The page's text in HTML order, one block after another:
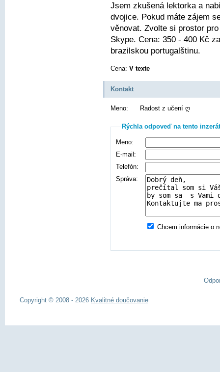
Jsem zkušená lektorka a
dvojice. Pokud máte zájem
věnovat. Zvolte si prostor
Skype. Cena: 350 - 400 Kč
brazilskou portugalštinu.
Cena: V texte
Kontakt
Meno: Radost z učení ღ
Rýchla odpoveď na tento inzerát
Meno:
E-mail:
Telefón:
Správa:
Chcem informácie o
Copyright © 2008 - 2026 Kvalitné doučovanie